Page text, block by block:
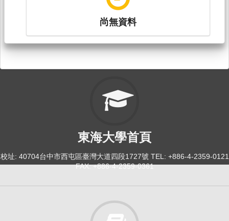
尚無資料
東海大學首頁
校址: 40704台中市西屯區臺灣大道四段1727號 TEL: +886-4-2359-0121
FAX: +886-4-2359-0361